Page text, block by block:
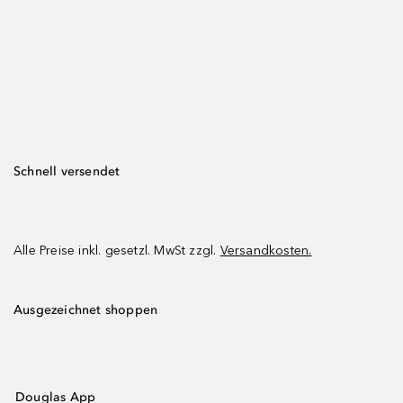
Schnell versendet
Alle Preise inkl. gesetzl. MwSt zzgl. Versandkosten.
Ausgezeichnet shoppen
Douglas App